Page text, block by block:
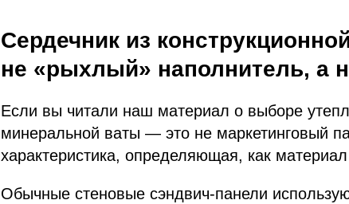
Сердечник из
не «рыхлый» наполнитель, а
Если вы читали наш материал о выборе
минеральной ваты — это не маркетинговый
характеристика, определяющая, как
Обычные стеновые сэндвич-панели